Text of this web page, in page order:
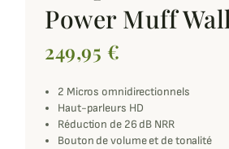
Power Muff
249,95 €
2 Micros omnidirectionnels
Haut-parleurs HD
Réduction de 26 dB NRR
Bouton de volume et de tonalité